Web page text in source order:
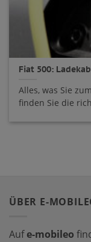
Fiat 500:
Alles, was Sie
finden Sie die
ÜBER E-
Aufe-mobileo